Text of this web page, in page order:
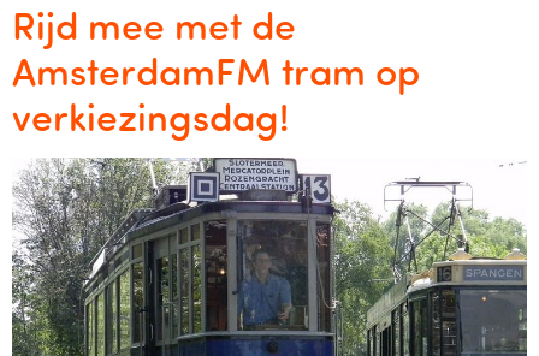
Rijd mee met de
AmsterdamFM tram op
verkiezingsdag!